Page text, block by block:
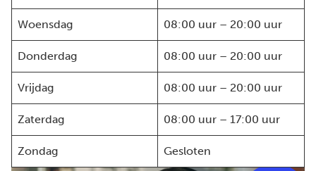
Woensdag 08:00 uur – 20:00 uur
Donderdag 08:00 uur – 20:00 uur
Vrijdag 08:00 uur – 20:00 uur
Zaterdag 08:00 uur – 17:00 uur
Zondag Gesloten